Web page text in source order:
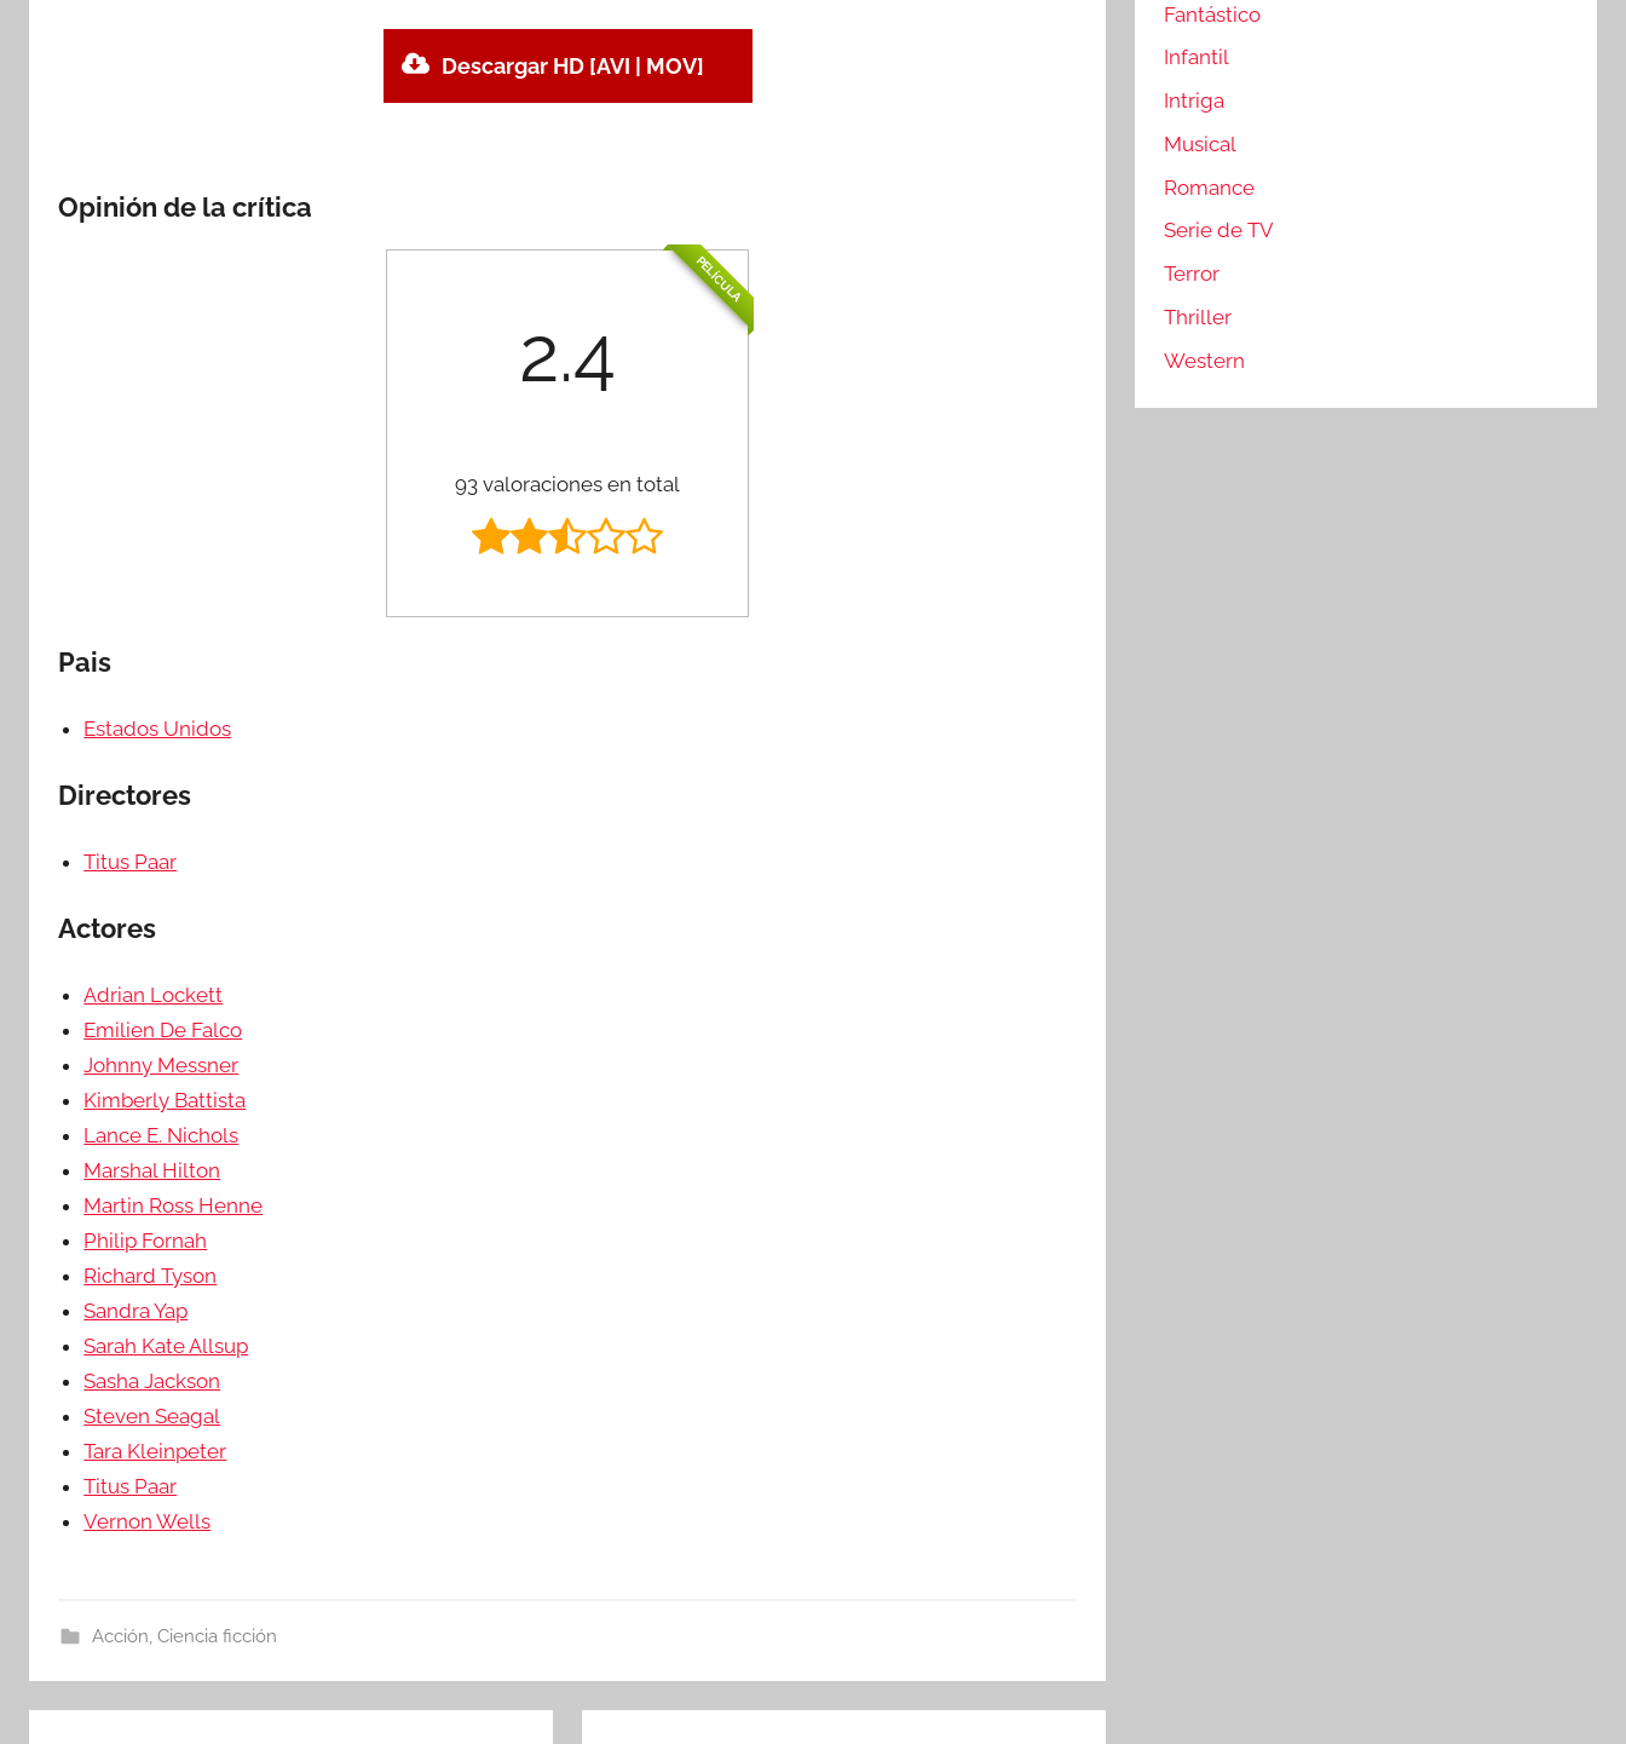
Descargar HD [AVI | MOV]
Opinión de la crítica
PELÍCULA
2.4
93 valoraciones en total
Pais
Estados Unidos
Directores
Titus Paar
Actores
Adrian Lockett
Emilien De Falco
Johnny Messner
Kimberly Battista
Lance E. Nichols
Marshal Hilton
Martin Ross Henne
Philip Fornah
Richard Tyson
Sandra Yap
Sarah Kate Allsup
Sasha Jackson
Steven Seagal
Tara Kleinpeter
Titus Paar
Vernon Wells
Acción, Ciencia ficción
Fantástico
Infantil
Intriga
Musical
Romance
Serie de TV
Terror
Thriller
Western